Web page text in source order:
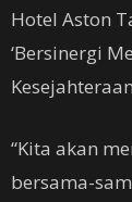
Hotel Aston
‘Bersinergi
“Kita akan
bersama-